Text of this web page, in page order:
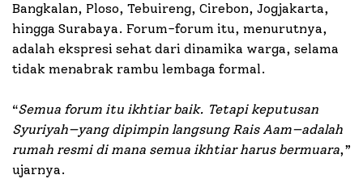
Bangkalan, Ploso, Tebuireng, Cirebon, Jogjakarta,
hingga Surabaya. Forum-forum itu, menurutnya,
adalah ekspresi sehat dari dinamika warga, selama
tidak menabrak rambu lembaga formal.
“Semua forum itu ikhtiar baik. Tetapi keputusan
Syuriyah—yang dipimpin langsung Rais Aam—adalah
rumah resmi di mana semua ikhtiar harus bermuara,”
ujarnya.